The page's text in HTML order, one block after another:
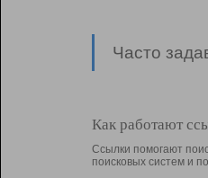
Часто
Как работают
Ссылки помогают
поисковых систем и